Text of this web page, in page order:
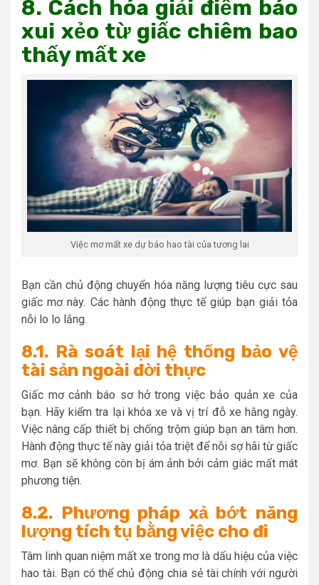
8. Cách hóa giải điềm báo
xui xẻo từ giấc chiêm bao
thấy mất xe
Việc mơ mất xe dự báo hao tài của tương lai
Bạn cần chủ động chuyển hóa năng lượng tiêu cực sau
giấc mơ này. Các hành động thực tế giúp bạn giải tỏa
nỗi lo lo lắng.
8.1. Rà soát lại hệ thống bảo vệ
tài sản ngoài đời thực
Giấc mơ cảnh báo sơ hở trong việc bảo quản xe của
bạn. Hãy kiểm tra lại khóa xe và vị trí đỗ xe hằng ngày.
Việc nâng cấp thiết bị chống trộm giúp bạn an tâm hơn.
Hành động thực tế này giải tỏa triệt để nỗi sợ hãi từ giấc
mơ. Bạn sẽ không còn bị ám ảnh bởi cảm giác mất mát
phương tiện.
8.2. Phương pháp xả bớt năng
lượng tích tụ bằng việc cho đi
Tâm linh quan niệm mất xe trong mơ là dấu hiệu của việc
hao tài. Bạn có thể chủ động chia sẻ tài chính với người